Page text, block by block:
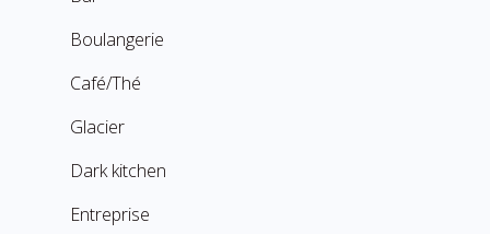
Boulangerie
Café/Thé
Glacier
Dark kitchen
Entreprise